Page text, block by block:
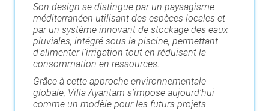
Son design se distingue par un paysagisme
méditerranéen utilisant des espèces locales et
par un système innovant de stockage des eaux
pluviales, intégré sous la piscine, permettant
d’alimenter l’irrigation tout en réduisant la
consommation en ressources.
Grâce à cette approche environnementale
globale, Villa Ayantam s’impose aujourd’hui
comme un modèle pour les futurs projets